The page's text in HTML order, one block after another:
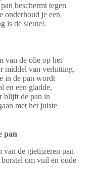
beschermt tegen
onderhoud je een
is de sleutel.
van de olie op het
middel van verhitting.
in de pan wordt
en een gladde,
blijft de pan in
met het juiste
pan
de gietijzeren pan
om vuil en oude